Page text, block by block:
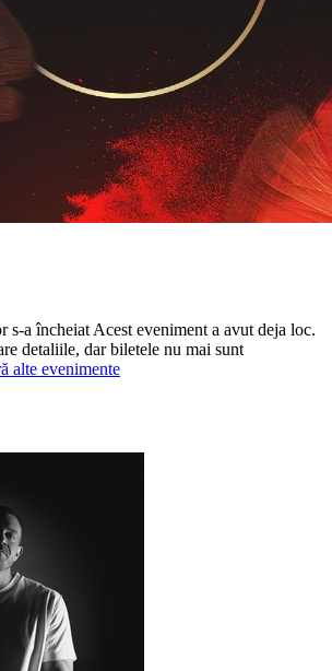
s-a încheiat Acest eveniment a avut deja loc.
detaliile, dar biletele nu mai sunt
alte evenimente